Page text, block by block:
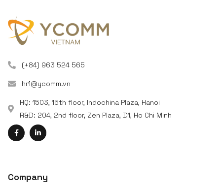
(+84) 963 524 565
hr1@ycomm.vn
HQ: 1503, 15th floor, Indochina Plaza, Hanoi
R&D: 204, 2nd floor, Zen Plaza, D1, Ho Chi Minh
Company